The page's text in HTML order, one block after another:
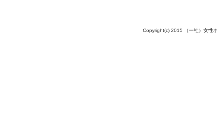
Copyright(c) 2015 （一社）女性